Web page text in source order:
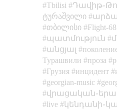
Tbilisi
ტურაშვილი
თბილისი
Flight-
պատմություն
անցյալ
Турашвили
проза
Грузия
инцидент
georgian-music
live